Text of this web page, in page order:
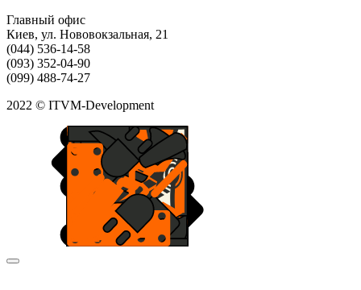
Главный офис
Киев, ул. Нововокзальная, 21
(044) 536-14-58
(093) 352-04-90
(099) 488-74-27
2022 © ITVM-Development